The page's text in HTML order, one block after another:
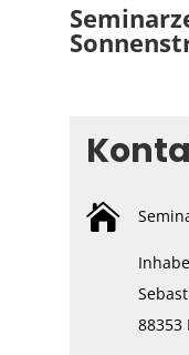

88353